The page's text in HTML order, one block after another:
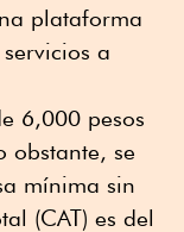
plataforma
a
6,000 pesos
obstante, se
mínima sin
(CAT) es del